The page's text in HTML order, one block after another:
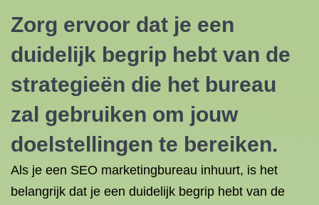
Zorg ervoor dat je een
duidelijk begrip hebt van de
strategieën die het bureau
zal gebruiken om jouw
doelstellingen te bereiken.
Als je een SEO marketingbureau inhuurt, is het
belangrijk dat je een duidelijk begrip hebt van de